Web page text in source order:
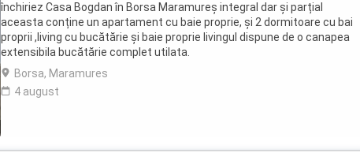
închiriez Casa Bogdan în Borsa Maramureș integral dar și parțial
aceasta conține un apartament cu baie proprie, și 2 dormitoare cu bai
proprii ,living cu bucătărie și baie proprie livingul dispune de o canapea
extensibila bucătărie complet utilata.
Borsa, Maramures
4 august